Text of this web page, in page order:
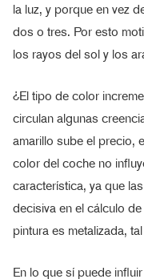
la luz, y porque en vez
dos o tres. Por esto
los rayos del sol y los
¿El tipo de color
circulan algunas
amarillo sube el precio,
color del coche no
característica, ya que
decisiva en el cálculo
pintura es metalizada,
En lo que sí puede